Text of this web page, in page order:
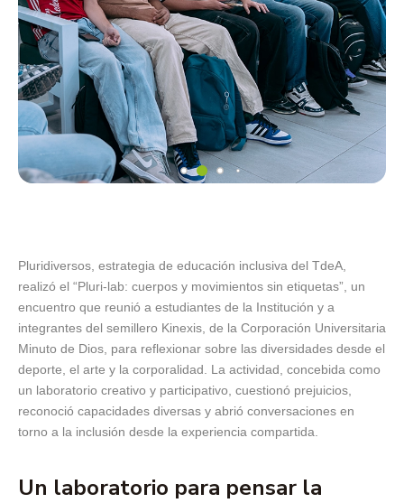
Pluridiversos, estrategia de educación inclusiva del TdeA,
realizó el “Pluri-lab: cuerpos y movimientos sin etiquetas”, un
encuentro que reunió a estudiantes de la Institución y a
integrantes del semillero Kinexis, de la Corporación Universitaria
Minuto de Dios, para reflexionar sobre las diversidades desde el
deporte, el arte y la corporalidad. La actividad, concebida como
un laboratorio creativo y participativo, cuestionó prejuicios,
reconoció capacidades diversas y abrió conversaciones en
torno a la inclusión desde la experiencia compartida.
Un laboratorio para pensar la